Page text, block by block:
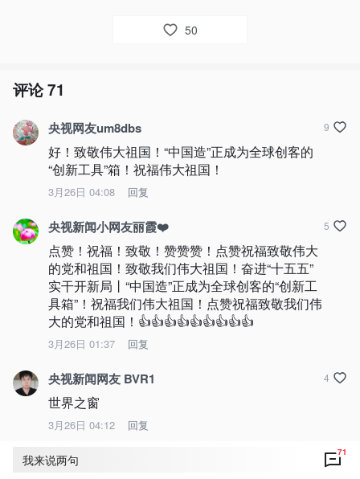
50
评论71
央视网友um8dbs
好！致敬伟大祖国！“中国造”正成为全球创客的
“创新工具”箱！祝福伟大祖国！
3月26日 04:08 回复
9
央视新闻小网友丽霞❤️
点赞！祝福！致敬！赞赞赞！点赞祝福致敬伟大
的党和祖国！致敬我们伟大祖国！奋进“十五五”
实干开新局丨“中国造”正成为全球创客的“创新工
具箱”！祝福我们伟大祖国！点赞祝福致敬我们伟
大的党和祖国！👍👍👍👍👍👍👍👍👍
3月26日 01:37 回复
5
央视新闻网友 BVR1
世界之窗
3月26日 04:12 回复
4
我来说两句 71